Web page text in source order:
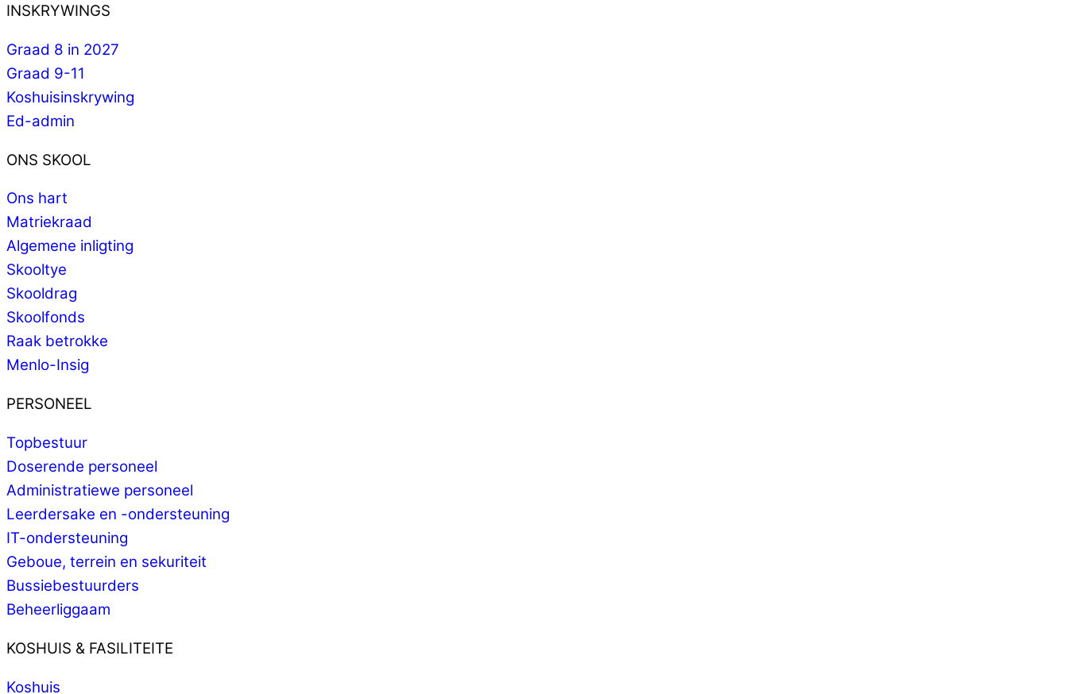
INSKRYWINGS
Graad 8 in 2027
Graad 9-11
Koshuisinskrywing
Ed-admin
ONS SKOOL
Ons hart
Matriekraad
Algemene inligting
Skooltye
Skooldrag
Skoolfonds
Raak betrokke
Menlo-Insig
PERSONEEL
Topbestuur
Doserende personeel
Administratiewe personeel
Leerdersake en -ondersteuning
IT-ondersteuning
Geboue, terrein en sekuriteit
Bussiebestuurders
Beheerliggaam
KOSHUIS & FASILITEITE
Koshuis